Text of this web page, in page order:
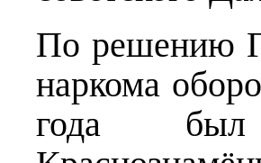
По решению
наркома
года был